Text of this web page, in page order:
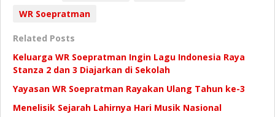
WR Soepratman
Related Posts
Keluarga WR Soepratman Ingin Lagu Indonesia Raya
Stanza 2 dan 3 Diajarkan di Sekolah
Yayasan WR Soepratman Rayakan Ulang Tahun ke-3
Menelisik Sejarah Lahirnya Hari Musik Nasional